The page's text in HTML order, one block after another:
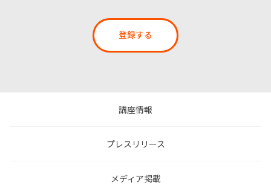
登録する
講座情報
プレスリリース
メディア掲載